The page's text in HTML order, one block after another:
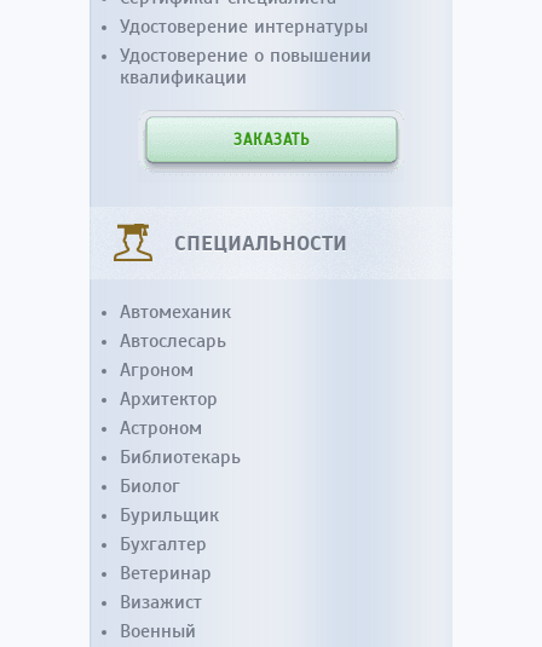
Удостоверение интернатуры
Удостоверение о повышении
квалификации
ЗАКАЗАТЬ
СПЕЦИАЛЬНОСТИ
Автомеханик
Автослесарь
Агроном
Архитектор
Астроном
Библиотекарь
Биолог
Бурильщик
Бухгалтер
Ветеринар
Визажист
Военный